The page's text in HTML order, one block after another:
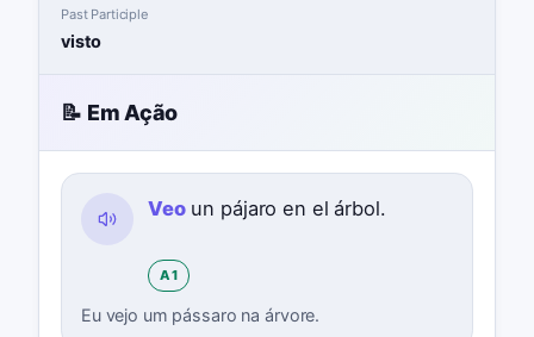
Past Participle
visto
📝 Em Ação
Veoun pájaro en el árbol.
A1
Eu vejo um pássaro na árvore.